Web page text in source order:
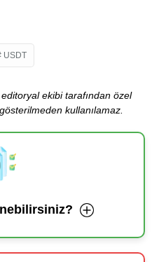
USDT
ekibi tarafından özel
kullanılamaz.